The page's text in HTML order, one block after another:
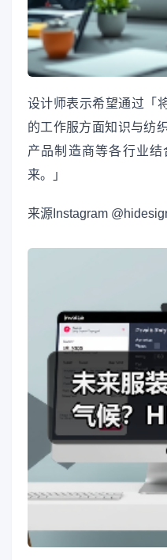
设计师表示希望通过「
的工作服方面知识与纺
产品制造商等各行业
来。」
来源 Instagram